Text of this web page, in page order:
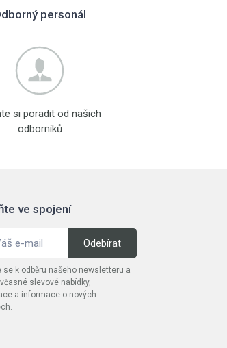
personál
si poradit od našich
odborníků
ve spojení
se k odběru našeho newsletteru a
slevové nabídky,
a informace o nových